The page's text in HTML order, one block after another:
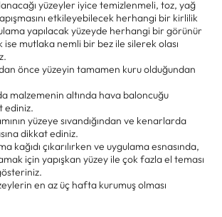
yüzeyler iyice temizlenmeli, toz, yağ
etkileyebilecek herhangi bir kirlilik
yapılacak yüzeyde herhangi bir görünür
mutlaka nemli bir bez ile silerek olası
önce yüzeyin tamamen kuru olduğundan
malzemenin altında hava baloncuğu
ediniz.
yüzeye sıvandığından ve kenarlarda
dikkat ediniz.
kağıdı çıkarılırken ve uygulama esnasında,
için yapışkan yüzey ile çok fazla el teması
en az üç hafta kurumuş olması